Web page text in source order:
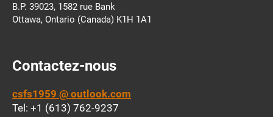
B.P. 39023, 1582 rue Bank
Ottawa, Ontario (Canada) K1H 1A1
Contactez-nous
csfs1959 @ outlook.com
Tel: +1 (613) 762-9237